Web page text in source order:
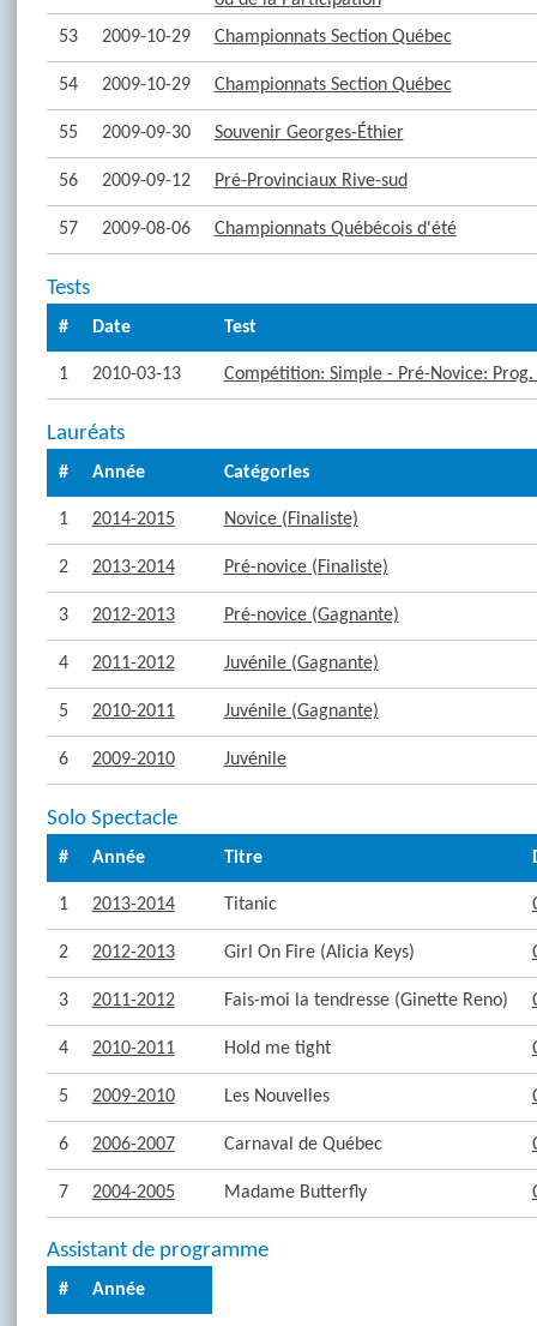
53
2009-10-29 Championnats Section Québec
54 2009-10-29 Championnats Section Québec
55 2009-09-30 Souvenir Georges-Éthier
56 2009-09-12 Pré-Provinciaux Rive-sud
57 2009-08-06 Championnats Québécois d'été
Tests
# Date Test
1 2010-03-13 Compétition: Simple - Pré-Novice:
Lauréats
# Année Catégories
1 2014-2015 Novice (Finaliste)
2 2013-2014 Pré-novice (Finaliste)
3 2012-2013 Pré-novice (Gagnante)
4 2011-2012 Juvénile (Gagnante)
5 2010-2011 Juvénile (Gagnante)
6 2009-2010 Juvénile
Solo Spectacle
# Année Titre
1 2013-2014 Titanic
2 2012-2013 Girl On Fire (Alicia Keys)
3 2011-2012 Fais-moi la tendresse (Ginette Reno)
4 2010-2011 Hold me tight
5 2009-2010 Les Nouvelles
6 2006-2007 Carnaval de Québec
7 2004-2005 Madame Butterfly
Assistant de programme
# Année